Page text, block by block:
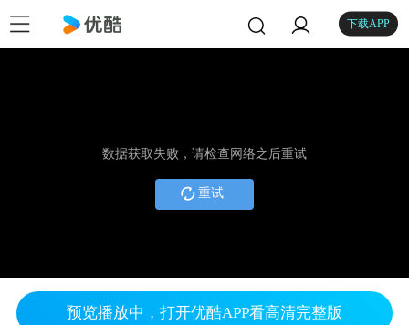
下载APP
数据获取失败，请检查网络之后重试
重试
预览播放中，打开优酷APP看高清完整版